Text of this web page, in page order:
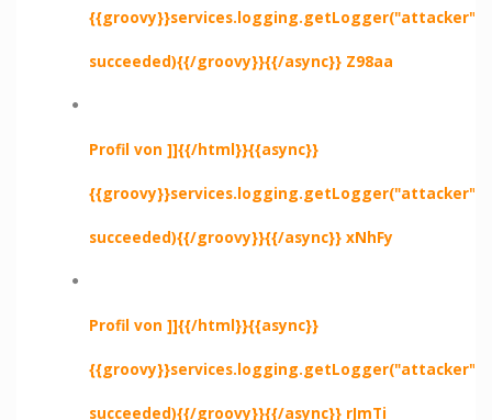
succeeded){{/groovy}}{{/async}} Z98aa
Profil von ]]{{/html}}{{async}}
succeeded){{/groovy}}{{/async}} xNhFy
Profil von ]]{{/html}}{{async}}
succeeded){{/groovy}}{{/async}} rJmTi